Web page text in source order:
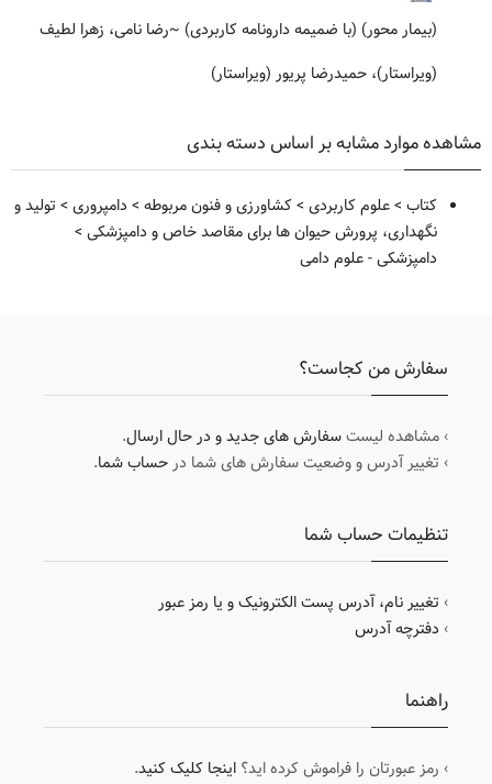
(بیمار محور) (با ضمیمه دارونامه کاربردی) ~رضا نامی، زهرا لطیف
(ویراستار)، حمیدرضا پریور (ویراستار)
مشاهده موارد مشابه بر اساس دسته بندی
کتاب >علوم کاربردی >کشاورزی و فنون مربوطه > دامپروری > تولید و
نگهداری، پرورش حیوان ها برای مقاصد خاص و دامپزشکی >
دامپزشکی - علوم دامی
سفارش من کجاست؟
› مشاهده لیستسفارش های جدید و در حال ارسال.
› تغییر آدرس و وضعیت سفارش های شما درحساب شما.
تنظیمات حساب شما
› تغییر نام، آدرس پست الکترونیک و یا رمز عبور
› دفترچه آدرس
راهنما
› رمز عبورتان را فراموش کرده اید؟ اینجا کلیک کنید.